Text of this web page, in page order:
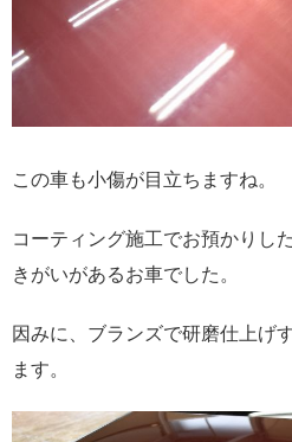
この車も小傷が目立ちますね。
コーティング施工でお預かりし
きがいがあるお車でした。
因みに、ブランズで研磨仕上げ
ます。